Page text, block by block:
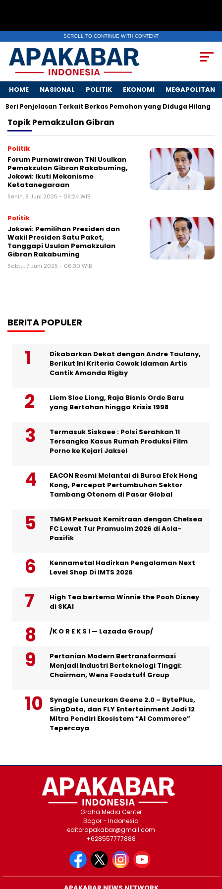
SCROLL TO CONTINUE WITH CONTENT
HOME NASIONAL POLITIK EKONOMI MEGAPOLITAN
Penjelasan Terkait Berkas Pemohon yang Diduga Hilang
TopikPemakzulan Gibran
Politik
Forum Purnawirawan TNI Usulkan
Pemakzulan Gibran Rakabuming,
Jokowi: Ikuti Mekanisme
Ketatanegaraan
Senin, 9 Juni 2025 - 09:24 WIB
Politik
Jokowi: Pemilihan Presiden dan
Wakil Presiden Satu Paket,
Tanggapi Usulan Pemakzulan
Gibran Rakabuming
Sabtu, 7 Juni 2025 - 06:30 WIB
BERITA POPULER
Dikabarkan Dekat dengan Andre Taulany,
Berikut Ini Kriteria Cowok Idaman Artis
Cantik Amanda Rigby
Liem Sioe Liong, Raja Bisnis Orde Baru
yang Bertahan hingga Krisis 1998
Termasuk Siskaee : Polsi Serahkan 11
Tersangka Kasus Rumah Produksi Film
Porno ke Kejari Jaksel
EACON Resmi Melantai di Bursa Efek Hong
Kong, Percepat Pertumbuhan Sektor
Tambang Otonom di Pasar Global
TMGM Perkuat Kemitraan dengan Chelsea
FC Lewat Tur Pramusim 2026 di Asia-
Pasifik
Kennametal Hadirkan Pengalaman Next
Level Shop Di IMTS 2026
High Tea bertema Winnie the Pooh Disney
di SKAI
/K O R E K S I — Lazada Group/
Pertanian Modern Bertransformasi
Menjadi Industri Berteknologi Tinggi:
Chairman, Wens Foodstuff Group
Synagie Luncurkan Geene 2.0 – BytePlus,
SingData, dan FLY Entertainment Jadi 12
Mitra Pendiri Ekosistem “AI Commerce”
Tepercaya
Graha Media Center
Bogor - Indonesia
editorapakabar@gmail.com
+628557777888